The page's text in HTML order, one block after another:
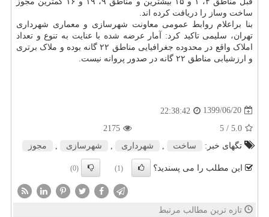
ساخت وساز را دریافت کرده اند.
بنا براعلام روابط عمومی معاونت شهرسازی و معماری شهرداری
تهران، سلیمی تاکید کرد: آمار عرضه شده با عنایت به تنوع و تعداد
املاک واقع در محدوده جغرافیایی مناطق ۲۲ گانه بوده و ملاک برتری
و ارزشیابی مناطق ۲۲ گانه در صدور پروانه نیست.
1399/06/20
22:38:42
5.0
/ 5
2175
تگهای خبر:
ساخت , شهرداری , شهرسازی , مجوز
این مطلب را می پسندید؟ (1)
(0)
تازه ترین مطالب مرتبط